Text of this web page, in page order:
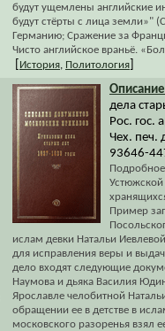
будут ущемлены английские
будут стёрты с лица земли»"
Германию; Сражение за
Чисто английское враньё.
История Политология
Описание
дела
Рос. гос.
Чех. печ.
93646-
Подробное
Устюжской
Пример
ислам девки Натальи
для исправления веры и
дело входят следующие
Наумова и дьяка Василия
Ярославле челобитной
обращении ее в детстве в
московского разоренья взял